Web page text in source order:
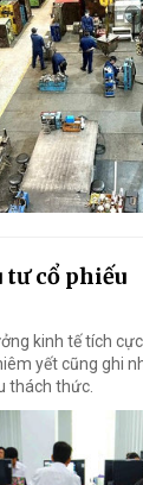
tư cổ phiếu
kinh tế tích
yết cũng ghi
thách thức.